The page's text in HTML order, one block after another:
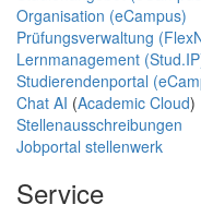
Organisation (eCampus)
Prüfungsverwaltung
Lernmanagement
Studierendenportal
Chat AI (Academic Cloud)
Stellenausschreibungen
Jobportal stellenwerk
Service